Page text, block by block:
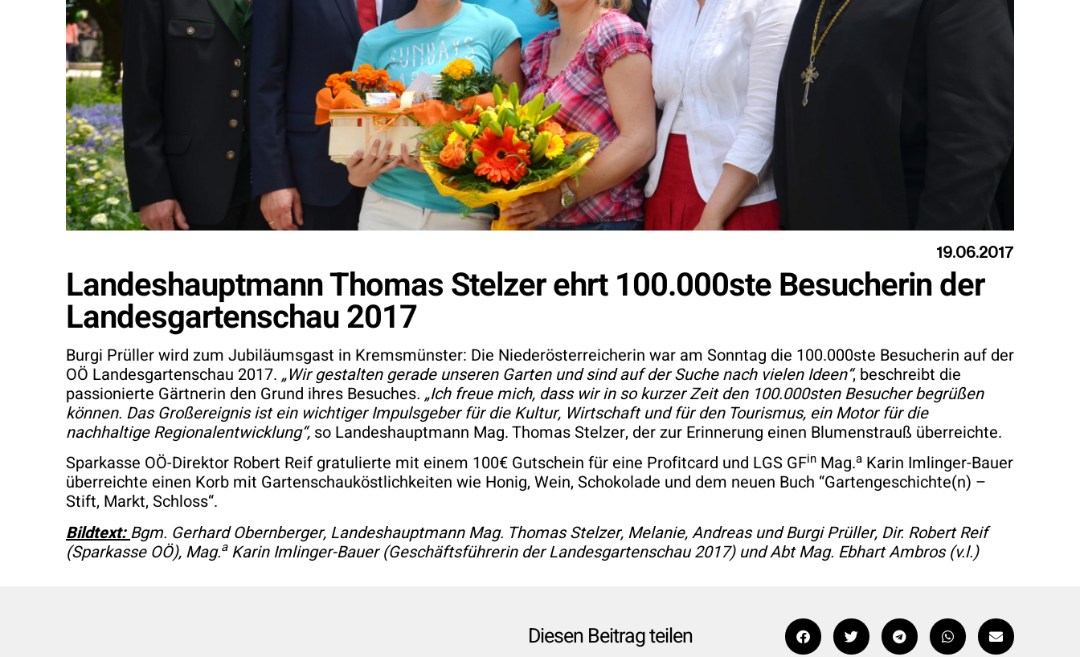
19.06.2017
Landeshauptmann Thomas Stelzer ehrt 100.000ste Besucherin der
Landesgartenschau 2017
Burgi Prüller wird zum Jubiläumsgast in Kremsmünster: Die Niederösterreicherin war am Sonntag die 100.000ste Besucherin auf der
OÖ Landesgartenschau 2017. „Wir gestalten gerade unseren Garten und sind auf der Suche nach vielen Ideen“, beschreibt die
passionierte Gärtnerin den Grund ihres Besuches. „Ich freue mich, dass wir in so kurzer Zeit den 100.000sten Besucher begrüßen
können. Das Großereignis ist ein wichtiger Impulsgeber für die Kultur, Wirtschaft und für den Tourismus, ein Motor für die
nachhaltige Regionalentwicklung“, so Landeshauptmann Mag. Thomas Stelzer, der zur Erinnerung einen Blumenstrauß überreichte.
Sparkasse OÖ-Direktor Robert Reif gratulierte mit einem 100€ Gutschein für eine Profitcard und LGS GFin Mag.a Karin Imlinger-Bauer
überreichte einen Korb mit Gartenschauköstlichkeiten wie Honig, Wein, Schokolade und dem neuen Buch “Gartengeschichte(n) –
Stift, Markt, Schloss“.
Bildtext:Bgm. Gerhard Obernberger, Landeshauptmann Mag. Thomas Stelzer, Melanie, Andreas und Burgi Prüller, Dir. Robert Reif
(Sparkasse OÖ), Mag.aKarin Imlinger-Bauer (Geschäftsführerin der Landesgartenschau 2017) und Abt Mag. Ebhart Ambros (v.l.)
Diesen Beitrag teilen